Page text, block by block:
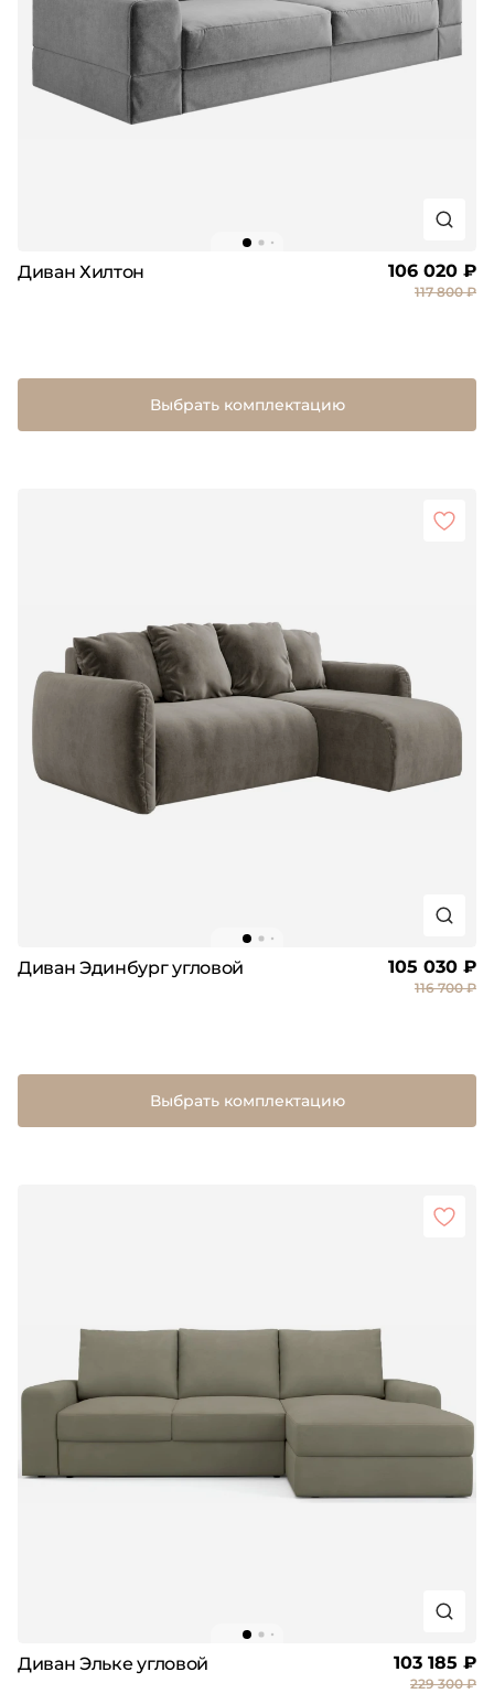
Диван Хилтон 106 020 ₽
117 800 ₽
Выбрать комплектацию
Диван Эдинбург угловой 105 030 ₽
116 700 ₽
Выбрать комплектацию
Диван Эльке угловой 103 185 ₽
229 300 ₽